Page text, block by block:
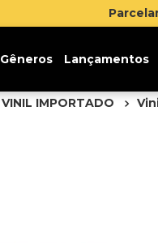
Gêneros Lançamentos
VINIL IMPORTADO